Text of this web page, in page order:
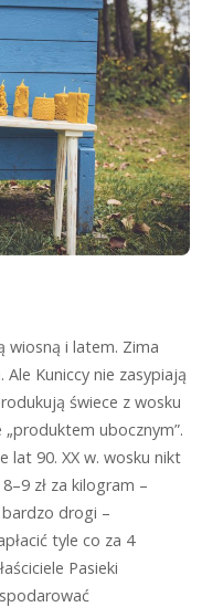
wiosną i latem. Zima
Kuniccy nie zasypiają
świece z wosku
ubocznym”.
lat 90. XX w. wosku nikt
zł za kilogram –
drogi –
tyle co za 4
Pasieki